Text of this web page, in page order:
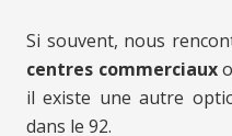
Si souvent, nous
centres commerciaux
il existe une autre
dans le 92.